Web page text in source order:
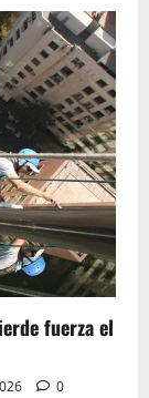
fuerza el
0